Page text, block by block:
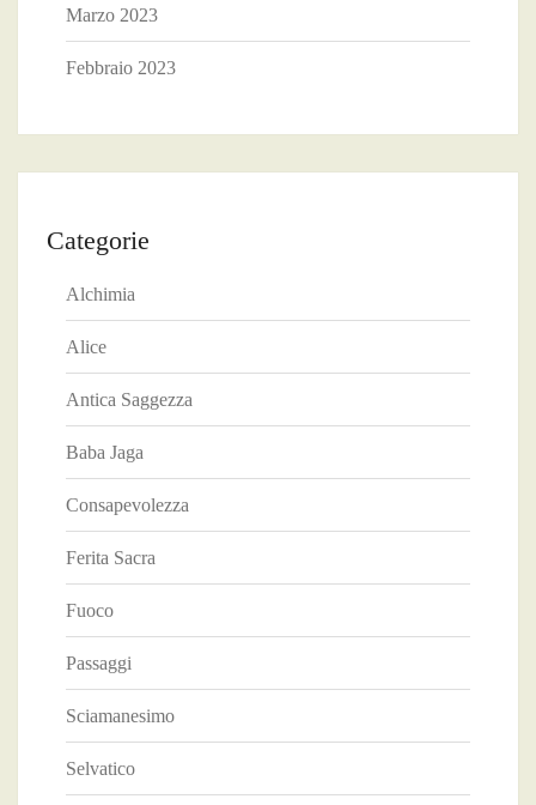
Marzo 2023
Febbraio 2023
Categorie
Alchimia
Alice
Antica Saggezza
Baba Jaga
Consapevolezza
Ferita Sacra
Fuoco
Passaggi
Sciamanesimo
Selvatico